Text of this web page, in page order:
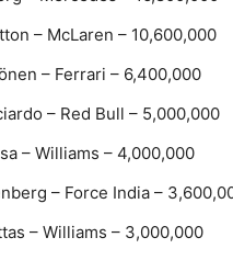
– McLaren – 10,600,000
– Ferrari – 6,400,000
– Red Bull – 5,000,000
– Williams – 4,000,000
– Force India –
– Williams – 3,000,000